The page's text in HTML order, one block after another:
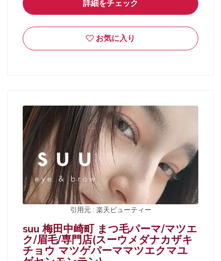
詳細をチェック
お気に入り
引用元 : 楽天ビューティー
suu 梅田中崎町 まつ毛パーマ/マツエ
ク/眉毛/専門店(スーウメダナカザキ
チョウ マツゲパーママツエクマユ